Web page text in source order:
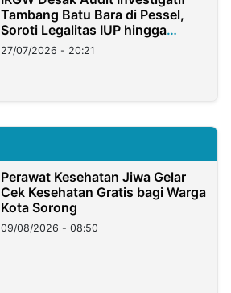
Tambang Batu Bara di Pessel,
Soroti Legalitas IUP hingga
Stockpile
27/07/2026 - 20:21
Perawat Kesehatan Jiwa Gelar
Cek Kesehatan Gratis bagi Warga
Kota Sorong
09/08/2026 - 08:50